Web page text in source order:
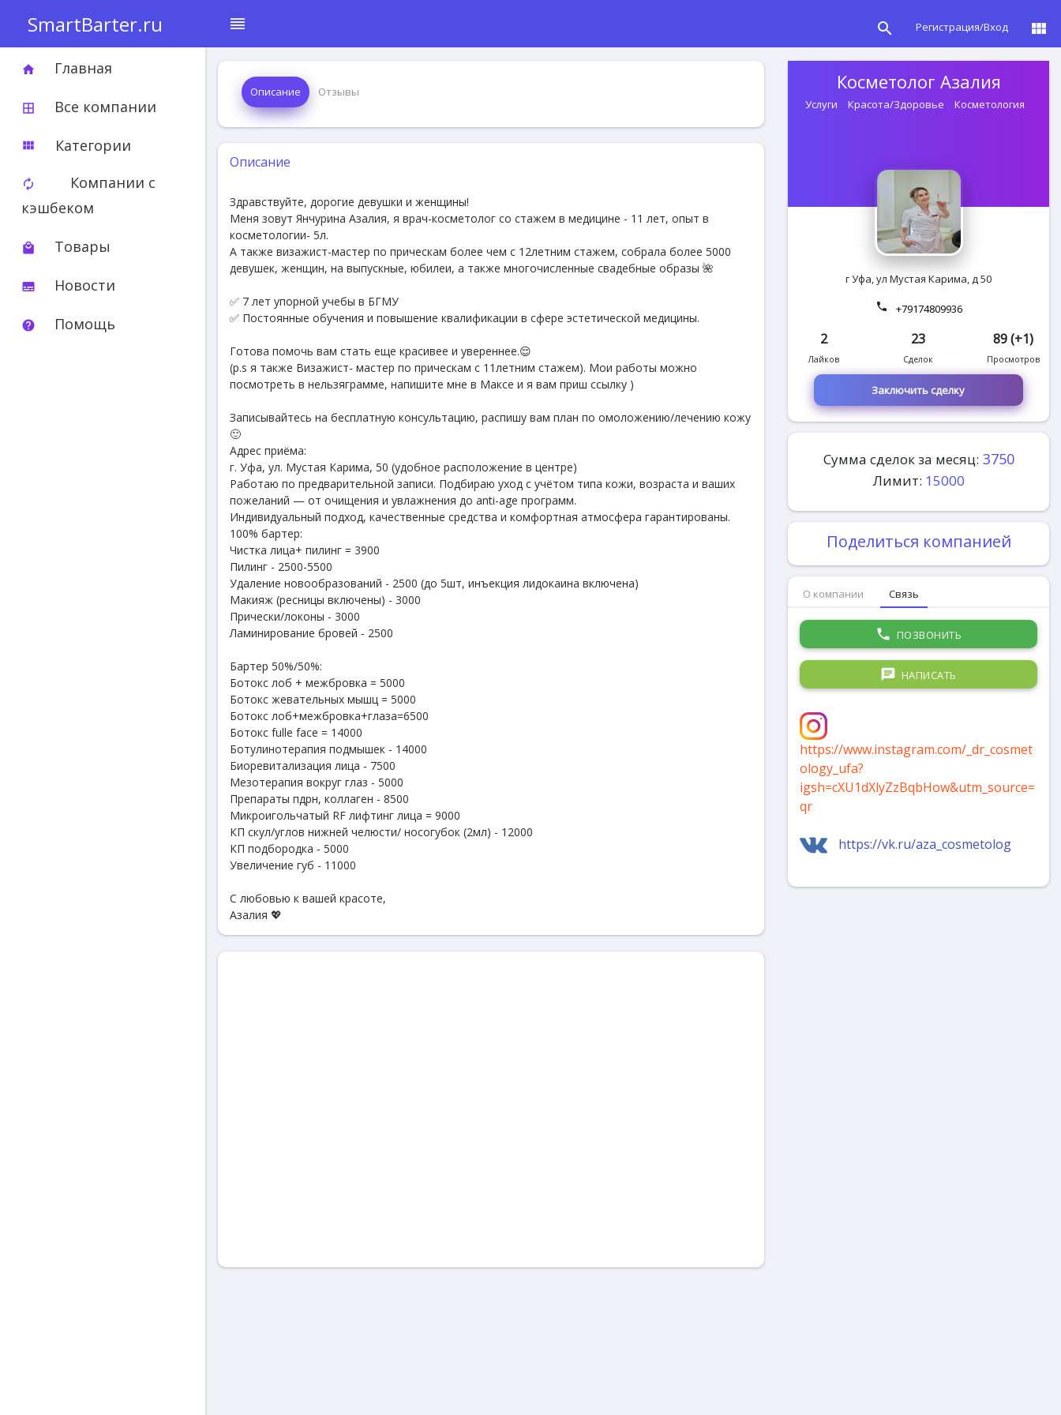
SmartBarter.ru reorder search Регистрация/Вход view_module
home Главная
border_all Все компании
view_module Категории
autorenew
Компании с
кэшбеком
local_mall Товары
subtitles Новости
help Помощь
Косметолог Азалия
Услуги Красота/Здоровье Косметология
г Уфа, ул Мустая Карима, д 50
phone +79174809936
2
Лайков
23
Сделок
89 (+1)
Просмотров
Заключить сделку
Сумма сделок за месяц: 3750
Лимит: 15000
Поделиться компанией
О компании Связь
phone ПОЗВОНИТЬ
chat НАПИСАТЬ
https://www.instagram.com/_dr_cosmet
ology_ufa?
igsh=cXU1dXlyZzBqbHow&utm_source=
qr
https://vk.ru/aza_cosmetolog
Описание Отзывы
Описание
Здравствуйте, дорогие девушки и женщины!
Меня зовут Янчурина Азалия, я врач-косметолог со стажем в медицине - 11 лет, опыт в
косметологии- 5л.
А также визажист-мастер по прическам более чем с 12летним стажем, собрала более 5000
девушек, женщин, на выпускные, юбилеи, а также многочисленные свадебные образы 🌺
✅ 7 лет упорной учебы в БГМУ
✅ Постоянные обучения и повышение квалификации в сфере эстетической медицины.
Готова помочь вам стать еще красивее и увереннее.😌
(p.s я также Визажист- мастер по прическам с 11летним стажем). Мои работы можно
посмотреть в нельзяграмме, напишите мне в Максе и я вам приш ссылку )
Записывайтесь на бесплатную консультацию, распишу вам план по омоложению/лечению кожу
🙂
Адрес приёма:
г. Уфа, ул. Мустая Карима, 50 (удобное расположение в центре)
Работаю по предварительной записи. Подбираю уход с учётом типа кожи, возраста и ваших
пожеланий — от очищения и увлажнения до anti-age программ.
Индивидуальный подход, качественные средства и комфортная атмосфера гарантированы.
100% бартер:
Чистка лица+ пилинг = 3900
Пилинг - 2500-5500
Удаление новообразований - 2500 (до 5шт, инъекция лидокаина включена)
Макияж (ресницы включены) - 3000
Прически/локоны - 3000
Ламинирование бровей - 2500
Бартер 50%/50%:
Ботокс лоб + межбровка = 5000
Ботокс жевательных мышц = 5000
Ботокс лоб+межбровка+глаза=6500
Ботокс fulle face = 14000
Ботулинотерапия подмышек - 14000
Биоревитализация лица - 7500
Мезотерапия вокруг глаз - 5000
Препараты пдрн, коллаген - 8500
Микроигольчатый RF лифтинг лица = 9000
КП скул/углов нижней челюсти/ носогубок (2мл) - 12000
КП подбородка - 5000
Увеличение губ - 11000
С любовью к вашей красоте,
Азалия 💖